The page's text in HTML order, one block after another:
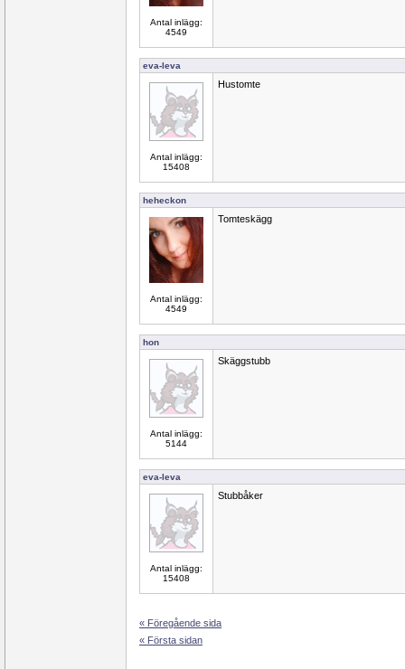
Antal inlägg:
4549
eva-leva
Antal inlägg:
15408
Hustomte
heheckon
Antal inlägg:
4549
Tomteskägg
hon
Antal inlägg:
5144
Skäggstubb
eva-leva
Antal inlägg:
15408
Stubbåker
« Föregående sida
« Första sidan